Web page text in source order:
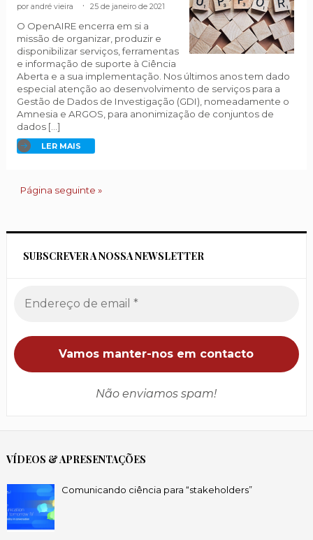
andré vieira 25 de janeiro de 2021
O OpenAIRE encerra em si a
missão de organizar, produzir e
disponibilizar serviços, ferramentas
e informação de suporte à Ciência
Aberta e a sua implementação. Nos últimos anos tem dado
especial atenção ao desenvolvimento de serviços para a
Gestão de Dados de Investigação (GDI), nomeadamente o
Amnesia e ARGOS, para anonimização de conjuntos de
dados […]
LER MAIS
Página seguinte »
SUBSCREVER A NOSSA NEWSLETTER
Não enviamos spam!
VÍDEOS & APRESENTAÇÕES
Comunicando ciência para “stakeholders”